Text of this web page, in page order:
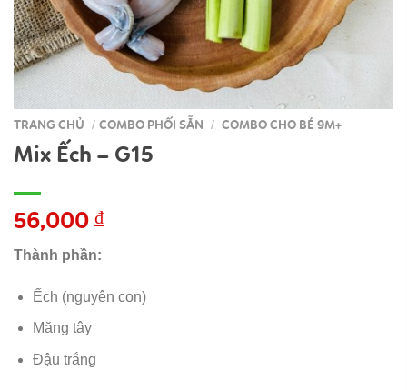
TRANG CHỦ / COMBO PHỐI SẴN / COMBO CHO BÉ 9M+
Mix Ếch – G15
56,000 ₫
Thành phần:
Ếch (nguyên con)
Măng tây
Đậu trắng